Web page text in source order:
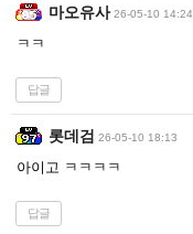
마오유사 26-05-10 14:24
ㅋㅋ
답글
롯데검 26-05-10 18:13
아이고 ㅋㅋㅋㅋ
답글